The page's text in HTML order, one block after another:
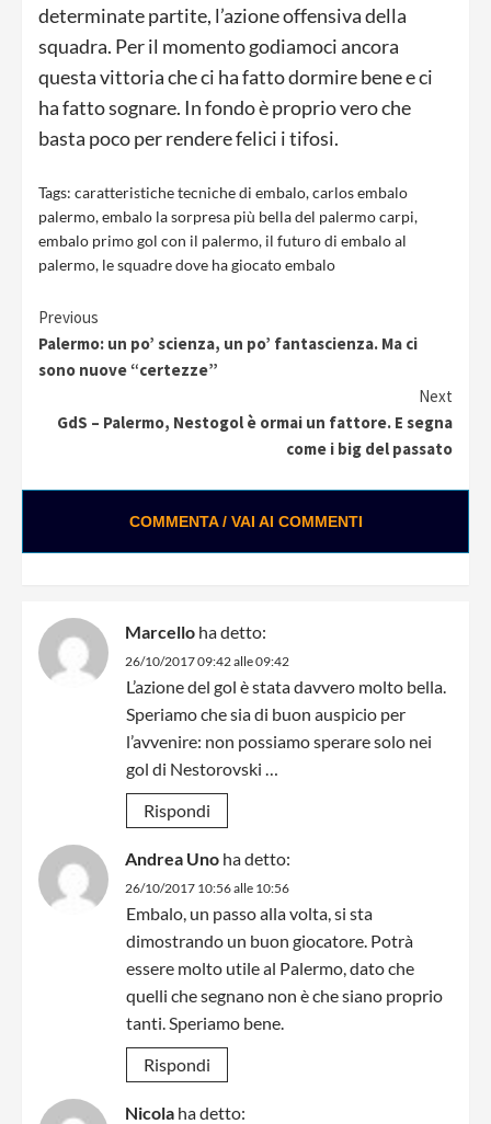
determinate partite, l’azione offensiva della
squadra. Per il momento godiamoci ancora
questa vittoria che ci ha fatto dormire bene e ci
ha fatto sognare. In fondo è proprio vero che
basta poco per rendere felici i tifosi.
Tags: caratteristiche tecniche di embalo,carlos embalo
palermo,embalo la sorpresa più bella del palermo carpi,
embalo primo gol con il palermo, il futuro di embalo al
palermo, le squadre dove ha giocato embalo
Continue
Reading
Previous
Palermo: un po’ scienza, un po’ fantascienza. Ma ci
sono nuove “certezze”
Next
GdS – Palermo, Nestogol è ormai un fattore. E segna
come i big del passato
COMMENTA / VAI AI COMMENTI
Marcello ha detto:
26/10/2017 09:42 alle 09:42
L’azione del gol è stata davvero molto bella.
Speriamo che sia di buon auspicio per
l’avvenire: non possiamo sperare solo nei
gol di Nestorovski …
Rispondi
Andrea Uno ha detto:
26/10/2017 10:56 alle 10:56
Embalo, un passo alla volta, si sta
dimostrando un buon giocatore. Potrà
essere molto utile al Palermo, dato che
quelli che segnano non è che siano proprio
tanti. Speriamo bene.
Rispondi
Nicola ha detto: